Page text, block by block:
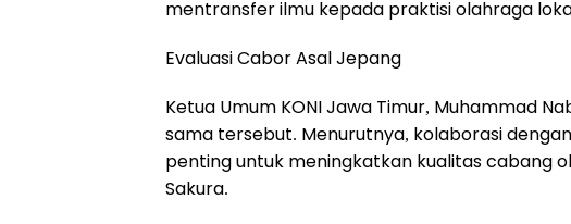
mentransfer ilmu kepada praktisi olahraga
Evaluasi Cabor Asal Jepang
Ketua Umum KONI Jawa Timur, Muhammad
sama tersebut. Menurutnya, kolaborasi
penting untuk meningkatkan kualitas cabang
Sakura.